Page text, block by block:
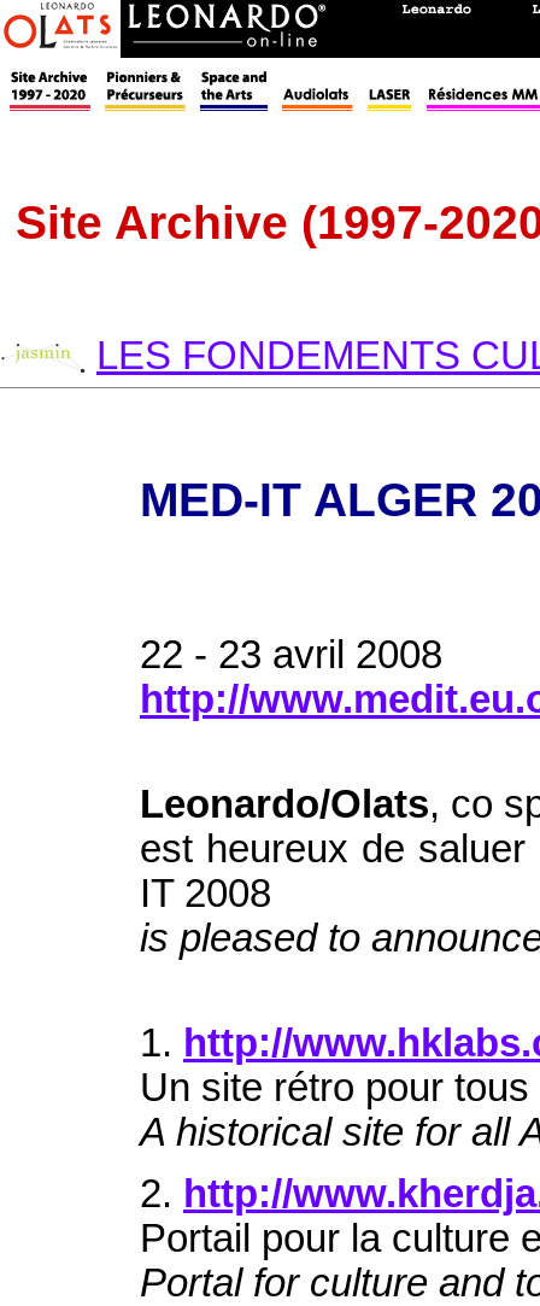
Site Archive (1997-
LES FONDEMENTS
MED-IT ALGER
22 - 23 avril 2008
http://
Leonardo/Olats, co
est heureux de
IT 2008
is pleased to
1. http://
Un site rétro pour
A historical site for all
2. http://
Portail pour la culture
Portal for culture and